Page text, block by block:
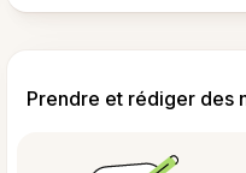
Prendre et rédiger des